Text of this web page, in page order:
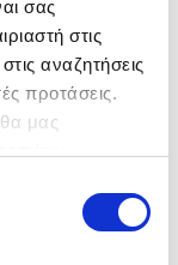
σας
στις
αναζητήσεις
προτάσεις.
θα μας
με την
σχετικά με